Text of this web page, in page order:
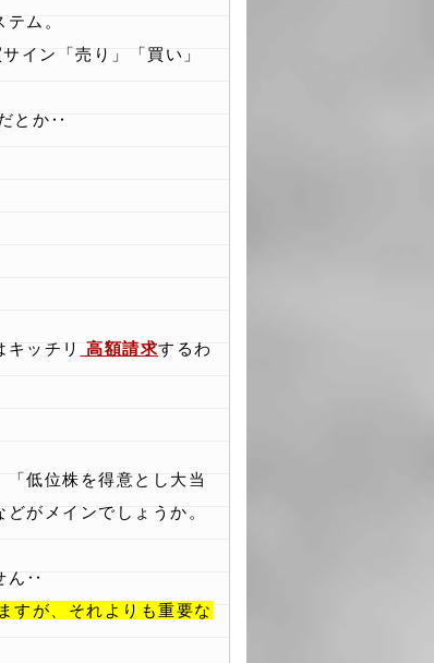
ム。
イン「売り」「買い」
とか‥
ッチリ 高額請求するわ
「低位株を得意とし大当
どがメインでしょうか。
ん‥
すが、それよりも重要な